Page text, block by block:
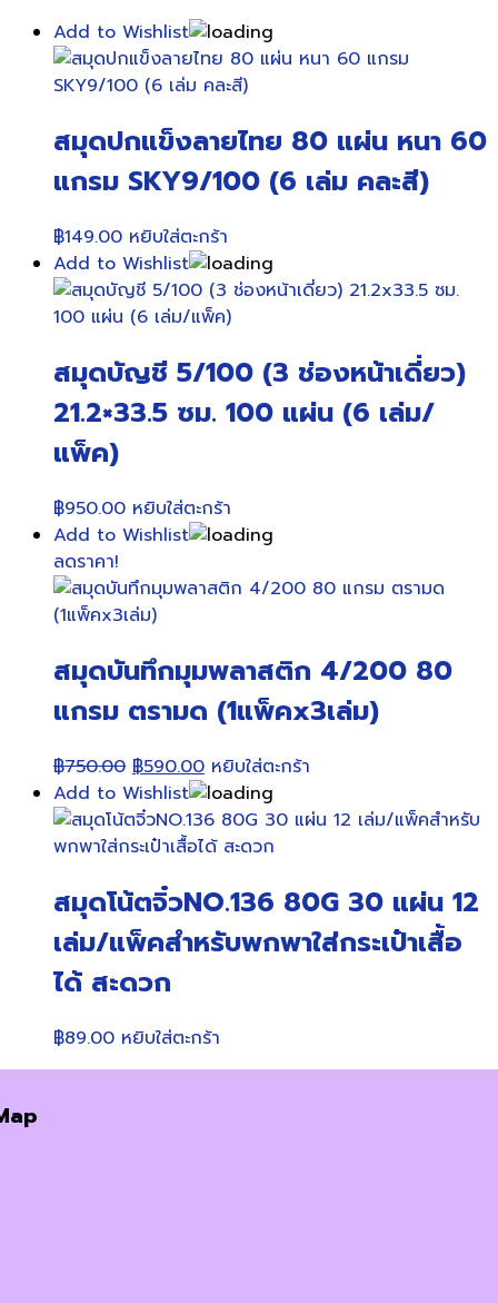
Add to Wishlist
สมุดปกแข็งลายไทย 80 แผ่น หนา 60
แกรม SKY9/100 (6 เล่ม คละสี)
฿149.00 หยิบใส่ตะกร้า
Add to Wishlist
สมุดบัญชี 5/100 (3 ช่องหน้าเดี่ยว)
21.2×33.5 ซม. 100 แผ่น (6 เล่ม/
แพ็ค)
฿950.00 หยิบใส่ตะกร้า
Add to Wishlist
ลดราคา!
สมุดบันทึกมุมพลาสติก 4/200 80
แกรม ตรามด (1แพ็คx3เล่ม)
฿750.00 Original
price
was:
฿750.00.
฿590.00Current
price
is:
฿590.00.
หยิบใส่ตะกร้า
Add to Wishlist
สมุดโน้ตจิ๋วNO.136 80G 30 แผ่น 12
เล่ม/แพ็คสำหรับพกพาใส่กระเป๋าเสื้อ
ได้ สะดวก
฿89.00 หยิบใส่ตะกร้า